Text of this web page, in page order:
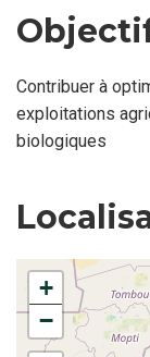
Contribuer à
exploitations
biologiques
+
−